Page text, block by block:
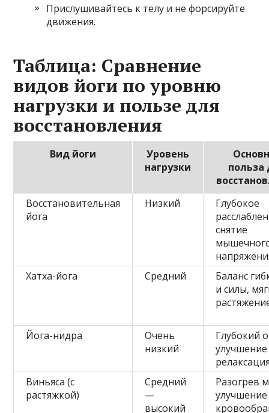
Прислушивайтесь к телу и не форсируйте
движения.
Таблица: Сравнение
видов йоги по уровню
нагрузки и пользе для
восстановления
Вид йоги
Уровень
нагрузки
польза
Восстановительная
йога
Низкий
Глубокое
снятие
Хатха-йога
Средний
Баланс
и силы,
Йога-нидра
Очень
низкий
Глубокий
улучшение
Виньяса (с
растяжкой)
Средний
—
высокий
Разогрев
улучшение